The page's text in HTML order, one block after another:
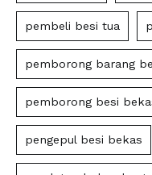
pembeli besi tua
pemborong barang
pemborong besi
pengepul besi bekas